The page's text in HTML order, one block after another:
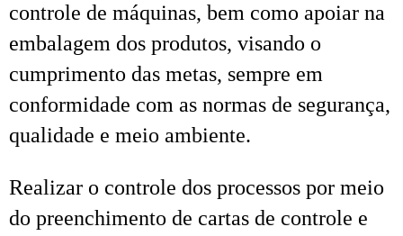
controle de máquinas, bem como apoiar na
embalagem dos produtos, visando o
cumprimento das metas, sempre em
conformidade com as normas de segurança,
qualidade e meio ambiente.
Realizar o controle dos processos por meio
do preenchimento de cartas de controle e